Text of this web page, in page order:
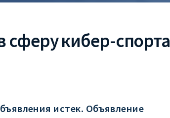
сферу кибер-спорта
истек. Объявление